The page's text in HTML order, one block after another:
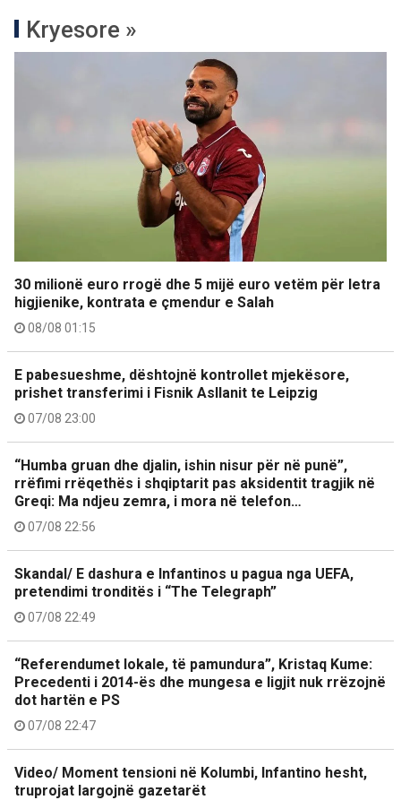
Kryesore »
30 milionë euro rrogë dhe 5 mijë euro vetëm për letra
higjienike, kontrata e çmendur e Salah
08/08 01:15
E pabesueshme, dështojnë kontrollet mjekësore,
prishet transferimi i Fisnik Asllanit te Leipzig
07/08 23:00
“Humba gruan dhe djalin, ishin nisur për në punë”,
rrëfimi rrëqethës i shqiptarit pas aksidentit tragjik në
Greqi: Ma ndjeu zemra, i mora në telefon…
07/08 22:56
Skandal/ E dashura e Infantinos u pagua nga UEFA,
pretendimi tronditës i “The Telegraph”
07/08 22:49
“Referendumet lokale, të pamundura”, Kristaq Kume:
Precedenti i 2014-ës dhe mungesa e ligjit nuk rrëzojnë
dot hartën e PS
07/08 22:47
Video/ Moment tensioni në Kolumbi, Infantino hesht,
truprojat largojnë gazetarët